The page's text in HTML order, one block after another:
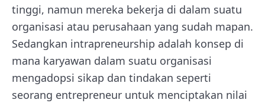
tinggi, namun mereka bekerja di dalam suatu
organisasi atau perusahaan yang sudah mapan.
Sedangkan intrapreneurship adalah konsep di
mana karyawan dalam suatu organisasi
mengadopsi sikap dan tindakan seperti
seorang entrepreneur untuk menciptakan nilai